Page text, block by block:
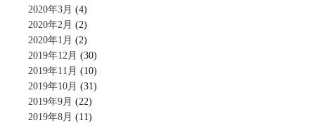
2020年3月 (4)
2020年2月 (2)
2020年1月 (2)
2019年12月 (30)
2019年11月 (10)
2019年10月 (31)
2019年9月 (22)
2019年8月 (11)